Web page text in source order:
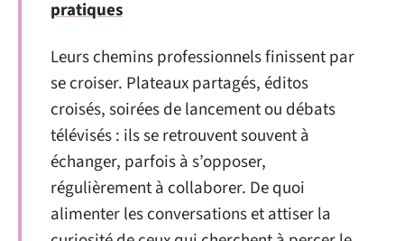
pratiques
Leurs chemins professionnels finissent par
se croiser. Plateaux partagés, éditos
croisés, soirées de lancement ou débats
télévisés : ils se retrouvent souvent à
échanger, parfois à s’opposer,
régulièrement à collaborer. De quoi
alimenter les conversations et attiser la